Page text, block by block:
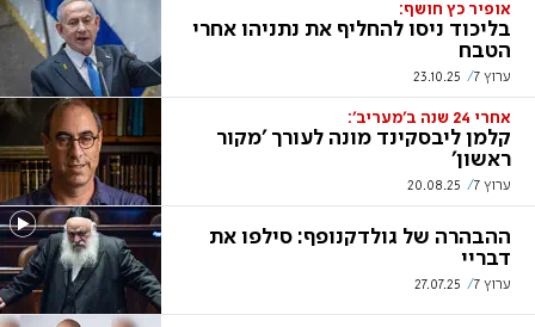
אופיר כץ חושף:
בליכוד ניסו להחליף את נתניהו אחרי
הטבח
ערוץ 7 23.10.25
אחרי 24 שנה ב'מעריב':
קלמן ליבסקינד מונה לעורך 'מקור
ראשון'
ערוץ 7 20.08.25
ההבהרה של גולדקנופף: סילפו את
דבריי
ערוץ 7 27.07.25